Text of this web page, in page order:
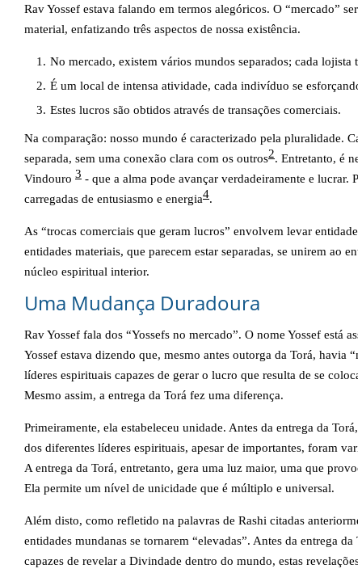
Rav Yossef estava falando em termos alegóricos. O “mercado”
material, enfatizando três aspectos de nossa existência.
No mercado, existem vários mundos separados; cada lojista
É um local de intensa atividade, cada indivíduo se
Estes lucros são obtidos através de transações comerciais.
Na comparação: nosso mundo é caracterizado pela pluralidade.
separada, sem uma conexão clara com os outros2. Entretanto, é
Vindouro 3 - que a alma pode avançar verdadeiramente e lucrar.
carregadas de entusiasmo e energia4.
As “trocas comerciais que geram lucros” envolvem levar
entidades materiais, que parecem estar separadas, se unirem ao
núcleo espiritual interior.
Uma Mudança Duradoura
Rav Yossef fala dos “Yossefs no mercado”. O nome Yossef está
Yossef estava dizendo que, mesmo antes outorga da Torá, havia
líderes espirituais capazes de gerar o lucro que resulta de se
Mesmo assim, a entrega da Torá fez uma diferença.
Primeiramente, ela estabeleceu unidade. Antes da entrega da
dos diferentes líderes espirituais, apesar de importantes, foram
A entrega da Torá, entretanto, gera uma luz maior, uma que
Ela permite um nível de unicidade que é múltiplo e universal.
Além disto, como refletido na palavras de Rashi citadas
entidades mundanas se tornarem “elevadas”. Antes da entrega da
capazes de revelar a Divindade dentro do mundo, estas